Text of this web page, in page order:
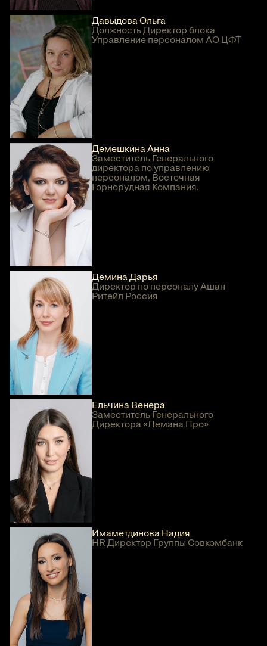
Давыдова Ольга
Должность Директор блока
Управление персоналом АО ЦФТ
Демешкина Анна
Заместитель Генерального
директора по управлению
персоналом, Восточная
Горнорудная Компания.
Демина Дарья
Директор по персоналу Ашан
Ритейл Россия
Ельчина Венера
Заместитель Генерального
Директора «Лемана Про»
Имаметдинова Надия
HR Директор Группы Совкомбанк